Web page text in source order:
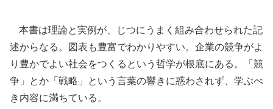
本書は理論と実例が、じつにうまく組み合わせられた記
述からなる。図表も豊富でわかりやすい。企業の競争がよ
り豊かでよい社会をつくるという哲学が根底にある。「競
争」とか「戦略」という言葉の響きに惑わされず、学ぶべ
き内容に満ちている。